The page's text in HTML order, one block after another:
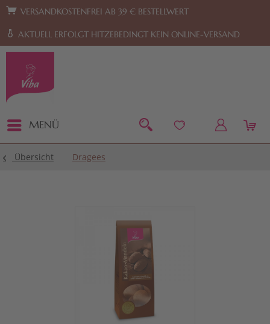
Zur Hauptnavigation springen Zum Footer springen
VERSANDKOSTENFREI AB 39 € BESTELLWERT
AKTUELL ERFOLGT HITZEBEDINGT KEIN ONLINE-VERSAND
MENÜ
Übersicht Dragees